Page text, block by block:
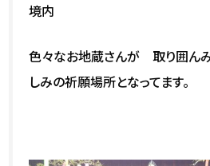
境内
色々なお地蔵さんが 取り囲ん
しみの祈願場所となってます。